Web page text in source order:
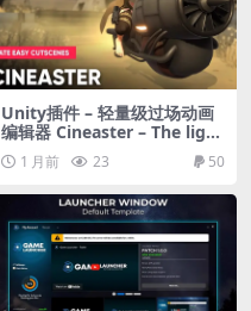
Unity插件 – 轻量级过场动画
编辑器 Cineaster – The light
est cutscene editor
1 月前 23 50